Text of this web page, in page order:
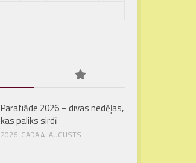
Parafiāde 2026 – divas nedēļas,
kas paliks sirdī
2026. GADA 4. AUGUSTS